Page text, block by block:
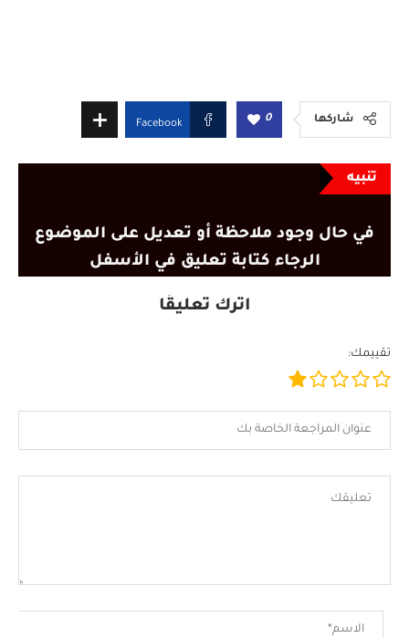
شاركها 0
Facebook
تنبيه
في حال وجود ملاحظة أو تعديل على الموضوع
الرجاء كتابة تعليق في الأسفل
اترك تعليقًا
تقييمك: